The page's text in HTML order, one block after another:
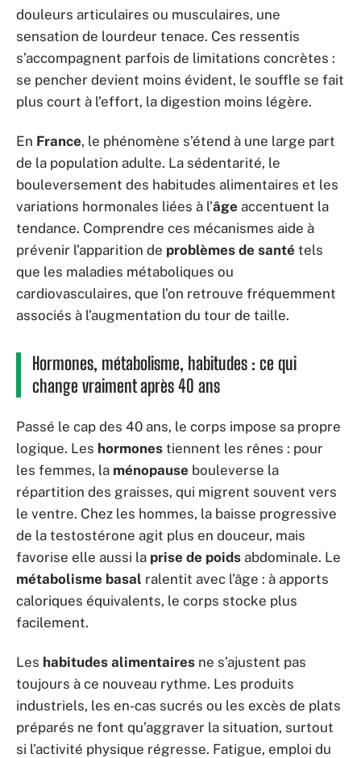
douleurs articulaires ou musculaires, une
sensation de lourdeur tenace. Ces ressentis
s’accompagnent parfois de limitations concrètes :
se pencher devient moins évident, le souffle se fait
plus court à l’effort, la digestion moins légère.
En France, le phénomène s’étend à une large part
de la population adulte. La sédentarité, le
bouleversement des habitudes alimentaires et les
variations hormonales liées à l’âge accentuent la
tendance. Comprendre ces mécanismes aide à
prévenir l’apparition de problèmes de santé tels
que les maladies métaboliques ou
cardiovasculaires, que l’on retrouve fréquemment
associés à l’augmentation du tour de taille.
Hormones, métabolisme, habitudes : ce qui
change vraiment après 40 ans
Passé le cap des 40 ans, le corps impose sa propre
logique. Les hormones tiennent les rênes : pour
les femmes, la ménopause bouleverse la
répartition des graisses, qui migrent souvent vers
le ventre. Chez les hommes, la baisse progressive
de la testostérone agit plus en douceur, mais
favorise elle aussi la prise de poids abdominale. Le
métabolisme basal ralentit avec l’âge : à apports
caloriques équivalents, le corps stocke plus
facilement.
Les habitudes alimentaires ne s’ajustent pas
toujours à ce nouveau rythme. Les produits
industriels, les en-cas sucrés ou les excès de plats
préparés ne font qu’aggraver la situation, surtout
si l’activité physique régresse. Fatigue, emploi du